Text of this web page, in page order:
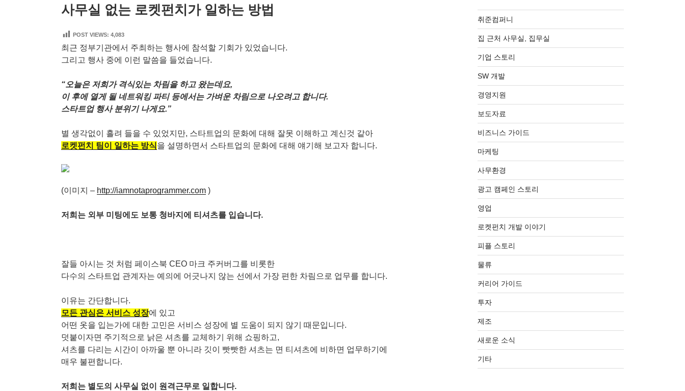
일
사무실 없는 로켓펀치가 일하는 방법
POST VIEWS: 4,083
최근 정부기관에서 주최하는 행사에 참석할 기회가 있었습니다.
그리고 행사 중에 이런 말씀을 들었습니다.
“오늘은 저희가 격식있는 차림을 하고 왔는데요,
이 후에 열게 될 네트워킹 파티 등에서는 가벼운 차림으로 나오려고 합니다.
스타트업 행사 분위기 나게요.”
별 생각없이 흘려 들을 수 있었지만, 스타트업의 문화에 대해 잘못 이해하고 계신것 같아
로켓펀치 팀이 일하는 방식을 설명하면서 스타트업의 문화에 대해 얘기해 보고자 합니다.
(이미지 – http://iamnotaprogrammer.com )
저희는 외부 미팅에도 보통 청바지에 티셔츠를 입습니다.
잘들 아시는 것 처럼 페이스북 CEO 마크 주커버그를 비롯한
다수의 스타트업 관계자는 예의에 어긋나지 않는 선에서 가장 편한 차림으로 업무를 합니다.
이유는 간단합니다.
모든 관심은 서비스 성장에 있고
어떤 옷을 입는가에 대한 고민은 서비스 성장에 별 도움이 되지 않기 때문입니다.
덧붙이자면 주기적으로 낡은 셔츠를 교체하기 위해 쇼핑하고,
셔츠를 다리는 시간이 아까울 뿐 아니라 깃이 빳빳한 셔츠는 면 티셔츠에 비하면 업무하기에
매우 불편합니다.
저희는 별도의 사무실 없이 원격근무로 일합니다.
취준컴퍼니
집 근처 사무실, 집무실
기업 스토리
SW 개발
경영지원
보도자료
비즈니스 가이드
마케팅
사무환경
광고 캠페인 스토리
영업
로켓펀치 개발 이야기
피플 스토리
물류
커리어 가이드
투자
제조
새로운 소식
기타